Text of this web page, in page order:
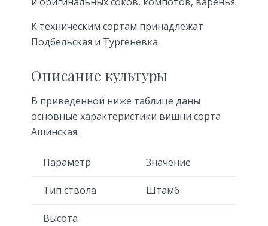
К техническим сортам принадлежат
Подбельская и Тургеневка.
Описание культуры
В приведенной ниже таблице даны
основные характеристики вишни сорта
Ашинская.
Параметр Значение
Тип ствола Штамб
Высота